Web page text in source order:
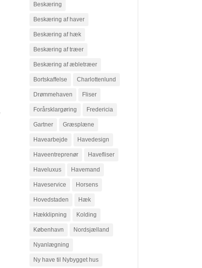
Beskæring
Beskæring af haver
Beskæring af hæk
Beskæring af træer
Beskæring af æbletræer
Bortskaffelse Charlottenlund
Drømmehaven Fliser
Forårsklargøring Fredericia
Gartner Græsplæne
Havearbejde Havedesign
Haveentreprenør Havefliser
Haveluxus Havemand
Haveservice Horsens
Hovedstaden Hæk
Hækklipning Kolding
København Nordsjælland
Nyanlægning
Ny have til Nybygget hus